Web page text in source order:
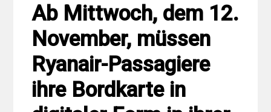
Ab Mittwoch, dem 12.
November, müssen
Ryanair-Passagiere
ihre Bordkarte in